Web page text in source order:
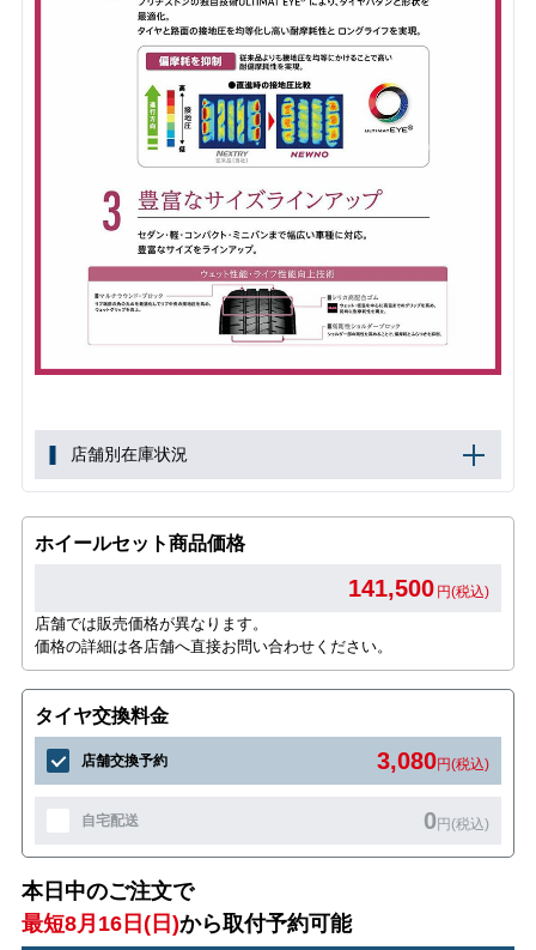
店舗別在庫状況
ホイールセット商品価格
141,500 円(税込)
店舗では販売価格が異なります。
価格の詳細は各店舗へ直接お問い合わせください。
タイヤ交換料金
店舗交換予約 3,080円(税込)
自宅配送 0円(税込)
本日中のご注文で
最短8月16日(日)から取付予約可能